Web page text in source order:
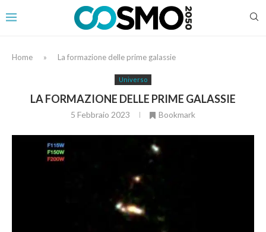
Home » La formazione delle prime galassie
Universo
LA FORMAZIONE DELLE PRIME GALASSIE
5 Febbraio 2023 Bookmark